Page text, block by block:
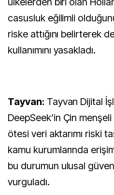
casusluk eğilimli
riske attığını belirterek
kullanımını yasakladı.
Tayvan: Tayvan Dijital
DeepSeek’in Çin menşeli
ötesi veri aktarımı riski
kamu kurumlarında
bu durumun ulusal
vurguladı.